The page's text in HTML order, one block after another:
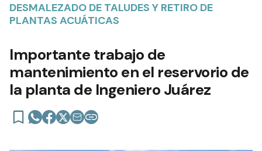
DESMALEZADO DE TALUDES Y RETIRO DE
PLANTAS ACUÁTICAS
Importante trabajo de
mantenimiento en el reservorio de
la planta de Ingeniero Juárez